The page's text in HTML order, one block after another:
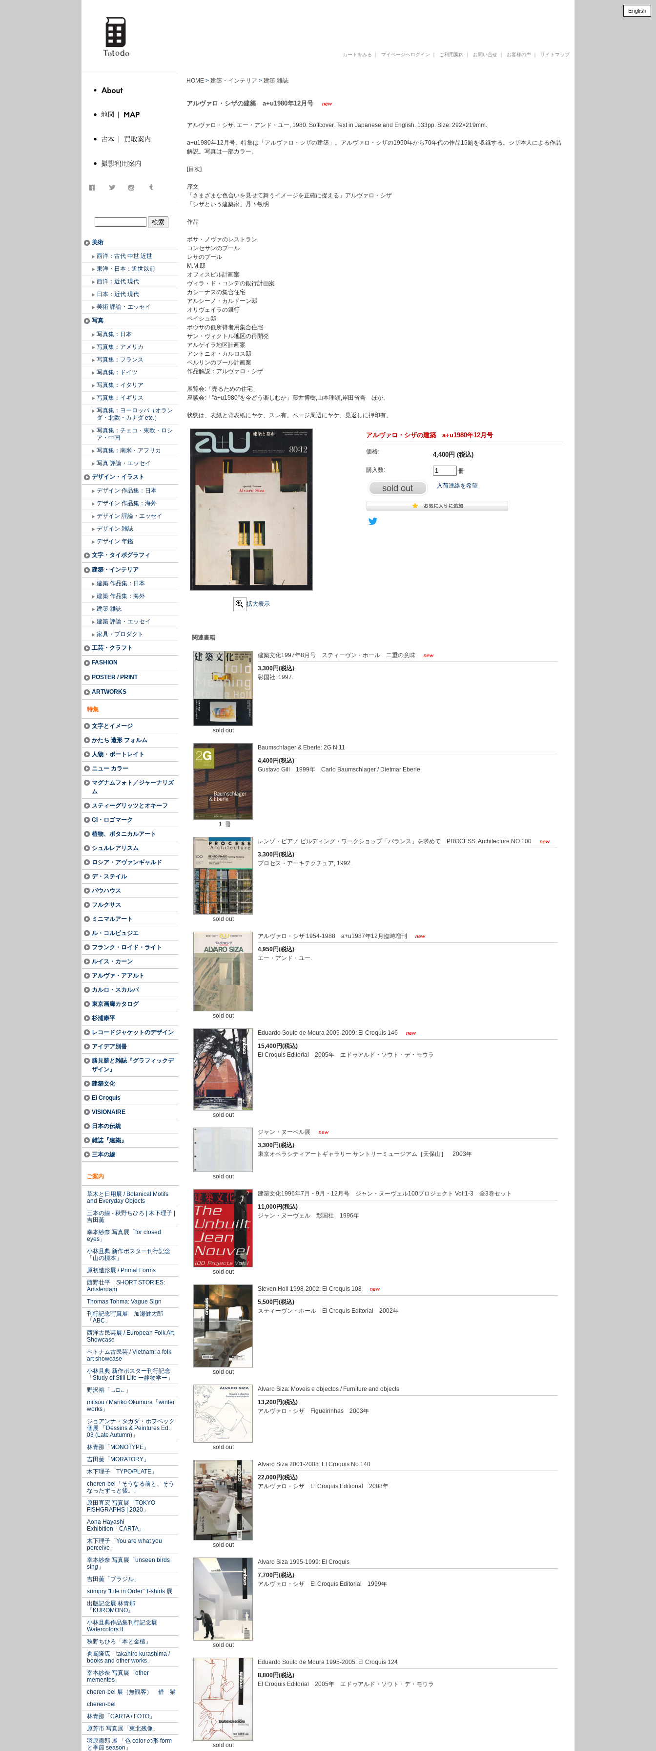
カートをみる マイページへログイン ご利用案内 お問い合せ お客様の声 サイトマップ
美術
西洋：古代 中世 近世
東洋・日本：近世以前
西洋：近代 現代
日本：近代 現代
美術 評論・エッセイ
写真
写真集：日本
写真集：アメリカ
写真集：フランス
写真集：ドイツ
写真集：イタリア
写真集：イギリス
写真集：ヨーロッパ（オラン
ダ・北欧・カナダ etc.）
写真集：チェコ・東欧・ロシ
ア・中国
写真集：南米・アフリカ
写真 評論・エッセイ
デザイン・イラスト
デザイン 作品集：日本
デザイン 作品集：海外
デザイン 評論・エッセイ
デザイン 雑誌
デザイン 年鑑
文字・タイポグラフィ
建築・インテリア
建築 作品集：日本
建築 作品集：海外
建築 雑誌
建築 評論・エッセイ
家具・プロダクト
工芸・クラフト
FASHION
POSTER / PRINT
ARTWORKS
特集
文字とイメージ
かたち 造形 フォルム
人物・ポートレイト
ニュー カラー
マグナムフォト／ジャーナリズ
ム
スティーグリッツとオキーフ
CI・ロゴマーク
植物、ボタニカルアート
シュルレアリスム
ロシア・アヴァンギャルド
デ・ステイル
バウハウス
フルクサス
ミニマルアート
ル・コルビュジエ
フランク・ロイド・ライト
ルイス・カーン
アルヴァ・アアルト
カルロ・スカルパ
東京画廊カタログ
杉浦康平
レコードジャケットのデザイン
アイデア別冊
勝見勝と雑誌『グラフィックデ
ザイン』
建築文化
El Croquis
VISIONAIRE
日本の伝統
雑誌『建築』
三本の線
ご案内
草木と日用展 / Botanical Motifs
and Everyday Objects
三本の線 - 秋野ちひろ | 木下理子 |
吉田薫
幸本紗奈 写真展「for closed
eyes」
小林且典 新作ポスター刊行記念
「山の標本」
原初造形展 / Primal Forms
西野壮平 SHORT STORIES:
Amsterdam
Thomas Tohma: Vague Sign
刊行記念写真展 加瀬健太郎
「ABC」
西洋古民芸展 / European Folk Art
Showcase
ベトナム古民芸 / Vietnam: a folk
art showcase
小林且典 新作ポスター刊行記念
「Study of Still Life ー静物学ー」
野沢裕「→□←」
mitsou / Mariko Okumura「winter
works」
ジョアンナ・タガダ・ホフベック
個展 「Dessins & Peintures Ed.
03 (Late Autumn)」
林青那「MONOTYPE」
吉田薫「MORATORY」
木下理子「TYPO/PLATE」
cheren-bel「そうなる前と、そう
なったずっと後。」
原田直宏 写真展「TOKYO
FISHGRAPHS | 2020」
Aona Hayashi
Exhibition「CARTA」
木下理子「You are what you
perceive」
幸本紗奈 写真展「unseen birds
sing」
吉田薫「ブラジル」
sumpry "Life in Order" T-shirts 展
出版記念展 林青那
『KUROMONO』
小林且典作品集刊行記念展
Watercolors II
秋野ちひろ「本と金槌」
倉嶌隆広「takahiro kurashima /
books and other works」
幸本紗奈 写真展「other
mementos」
cheren-bel 展（無観客） 借 猫
cheren-bel
林青那「CARTA / FOTO」
原芳市 写真展「東北残像」
羽原肅郎 展 「色 color の形 form
と季節 season」
HOME > 建築・インテリア > 建築 雑誌
アルヴァロ・シザの建築 a+u1980年12月号
アルヴァロ・シザ. エー・アンド・ユー, 1980. Softcover. Text in Japanese and English. 133pp. Size: 292×219mm.
a+u1980年12月号。特集は「アルヴァロ・シザの建築」。アルヴァロ・シザの1950年から70年代の作品15題を収録する。シザ本人による作品
解説。写真は一部カラー。
[目次]
序文
「さまざまな色合いを見せて舞うイメージを正確に捉える」アルヴァロ・シザ
「シザという建築家」丹下敏明
作品
ボサ・ノヴァのレストラン
コンセサンのプール
レサのプール
M.M.邸
オフィスビル計画案
ヴィラ・ド・コンデの銀行計画案
カシーナスの集合住宅
アルシーノ・カルドーン邸
オリヴェイラの銀行
ペイシュ邸
ボウサの低所得者用集合住宅
サン・ヴィクトル地区の再開発
アルゲイラ地区計画案
アントニオ・カルロス邸
ベルリンのプール計画案
作品解説：アルヴァロ・シザ
展覧会:「売るための住宅」
座談会:「”a+u1980”を今どう楽しむか」藤井博樹,山本理顕,岸田省吾 ほか。
状態は、表紙と背表紙にヤケ、スレ有。ページ周辺にヤケ、見返しに押印有。
拡大表示
アルヴァロ・シザの建築 a+u1980年12月号
価格: 4,400円 (税込)
購入数: 冊
入荷連絡を希望
関連書籍
sold out
建築文化1997年8月号 スティーヴン・ホール 二重の意味
3,300円(税込)
彰国社, 1997.
1 冊
Baumschlager & Eberle: 2G N.11
4,400円(税込)
Gustavo Gili 1999年 Carlo Baumschlager / Dietmar Eberle
sold out
レンゾ・ピアノ ビルディング・ワークショップ「バランス」を求めて PROCESS: Architecture NO.100
3,300円(税込)
プロセス・アーキテクチュア, 1992.
sold out
アルヴァロ・シザ 1954-1988 a+u1987年12月臨時増刊
4,950円(税込)
エー・アンド・ユー.
sold out
Eduardo Souto de Moura 2005-2009: El Croquis 146
15,400円(税込)
El Croquis Editorial 2005年 エドゥアルド・ソウト・デ・モウラ
sold out
ジャン・ヌーベル展
3,300円(税込)
東京オペラシティアートギャラリー サントリーミュージアム［天保山］ 2003年
sold out
建築文化1996年7月・9月・12月号 ジャン・ヌーヴェル100プロジェクト Vol.1-3 全3巻セット
11,000円(税込)
ジャン・ヌーヴェル 彰国社 1996年
sold out
Steven Holl 1998-2002: El Croquis 108
5,500円(税込)
スティーヴン・ホール El Croquis Editorial 2002年
sold out
Alvaro Siza: Moveis e objectos / Furniture and objects
13,200円(税込)
アルヴァロ・シザ Figueirinhas 2003年
sold out
Alvaro Siza 2001-2008: El Croquis No.140
22,000円(税込)
アルヴァロ・シザ El Croquis Editional 2008年
sold out
Alvaro Siza 1995-1999: El Croquis
7,700円(税込)
アルヴァロ・シザ El Croquis Editorial 1999年
sold out
Eduardo Souto de Moura 1995-2005: El Croquis 124
8,800円(税込)
El Croquis Editorial 2005年 エドゥアルド・ソウト・デ・モウラ
English